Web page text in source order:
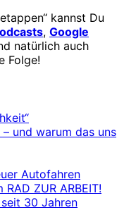
kannst Du
, Google
natürlich auch
Folge!
und warum das uns
Autofahren
ZUR ARBEIT!
30 Jahren